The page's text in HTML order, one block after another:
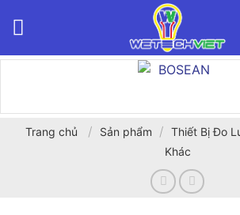
Trang chủ / Sản phẩm / Thiết Bị Đo
Khác